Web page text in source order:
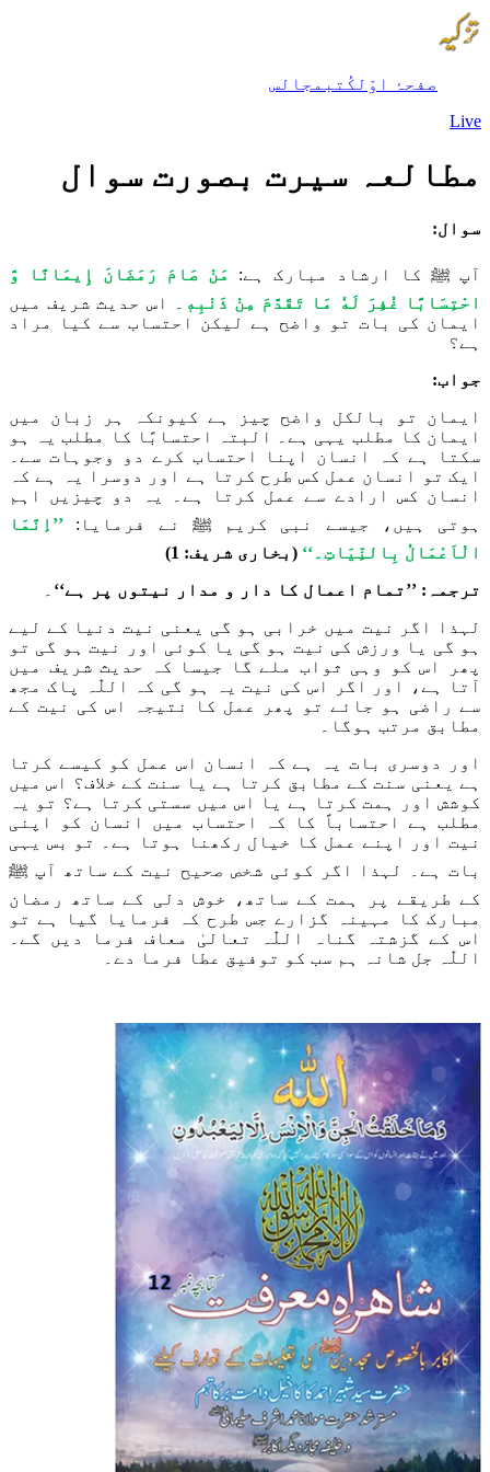
صفحۂ اوّل کُتب مجالس
Live
مطالعہ سیرت بصورت سوال
سوال:
آپ ﷺ کا ارشاد مبارک ہے:
مَنْ صَامَ رَمَضَانَ إِيمَانًا وَّ
احْتِسَابًا غُفِرَ لَهٗ مَا تَقَدَّمَ مِنْ ذَنْبِهٖ
۔ اس حدیث شریف میں
ایمان کی بات تو واضح ہے لیکن احتساب سے کیا مراد
ہے؟
جواب:
ایمان تو بالکل واضح چیز ہے کیونکہ ہر زبان میں
ایمان کا مطلب یہی ہے۔ البتہ احتسابًا کا مطلب یہ ہو
سکتا ہے کہ انسان اپنا احتساب کرے دو وجوہات سے۔
ایک تو انسان عمل کس طرح کرتا ہے اور دوسرا یہ ہے کہ
انسان کس ارادے سے عمل کرتا ہے۔ یہ دو چیزیں اہم
ہوتی ہیں، جیسے نبی کریم ﷺ نے فرمایا: ’’اِنَّمَا
الْاَعْمَالُ بِالنِّیَاتِ۔‘‘ (بخاری شریف: 1)
ترجمہ: ’’تمام اعمال کا دار و مدار نیتوں پر ہے‘‘
لہذا اگر نیت میں خرابی ہو گی یعنی نیت دنیا کے لیے
ہو گی یا ورزش کی نیت ہو گی یا کوئی اور نیت ہو گی تو
پھر اس کو وہی ثواب ملے گا جیسا کہ حدیث شریف میں
آتا ہے، اور اگر اس کی نیت یہ ہو گی کہ اللّٰہ پاک مجھ
سے راضی ہو جائے تو پھر عمل کا نتیجہ اس کی نیت کے
مطابق مرتب ہوگا۔
اور دوسری بات یہ ہے کہ انسان اس عمل کو کیسے کرتا
ہے یعنی سنت کے مطابق کرتا ہے یا سنت کے خلاف؟ اس میں
کوشش اور ہمت کرتا ہے یا اس میں سستی کرتا ہے؟ تو یہ
مطلب ہے احتساباً کا کہ احتساب میں انسان کو اپنی
نیت اور اپنے عمل کا خیال رکھنا ہوتا ہے۔ تو بس یہی
بات ہے۔ لہذا اگر کوئی شخص صحیح نیت کے ساتھ آپ ﷺ
کے طریقے پر ہمت کے ساتھ، خوش دلی کے ساتھ رمضان
مبارک کا مہینہ گزارے جس طرح کہ فرمایا گیا ہے تو
اس کے گزشتہ گناہ اللّٰہ تعالیٰ معاف فرما دیں گے۔
اللّٰہ جل شانہ ہم سب کو توفیق عطا فرما دے۔